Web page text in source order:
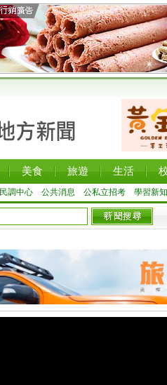
美食 旅遊 生活
民調中心 公共消息 公私立招考 學習新知